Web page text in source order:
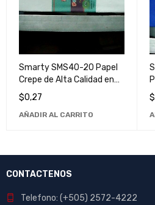
Smarty SMS40-20 Papel
Crepe de Alta Calidad en
Color Bla - Ideal para
Manualidades y
Decoraciones
$0,27
AÑADIR AL CARRITO
$
CONTACTENOS
Telefono: (+505) 2572-4222